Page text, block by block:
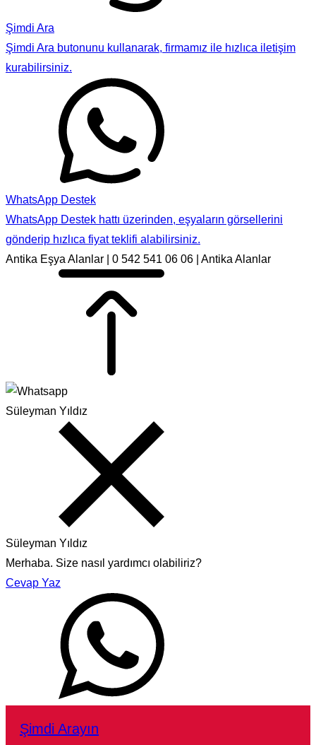
Şimdi Ara
Şimdi Ara butonunu kullanarak, firmamız ile hızlıca iletişim
kurabilirsiniz.
WhatsApp Destek
WhatsApp Destek hattı üzerinden, eşyaların görsellerini
gönderip hızlıca fiyat teklifi alabilirsiniz.
Antika Eşya Alanlar | 0 542 541 06 06 | Antika Alanlar
Süleyman Yıldız
Süleyman Yıldız
Merhaba. Size nasıl yardımcı olabiliriz?
Cevap Yaz
Şimdi Arayın